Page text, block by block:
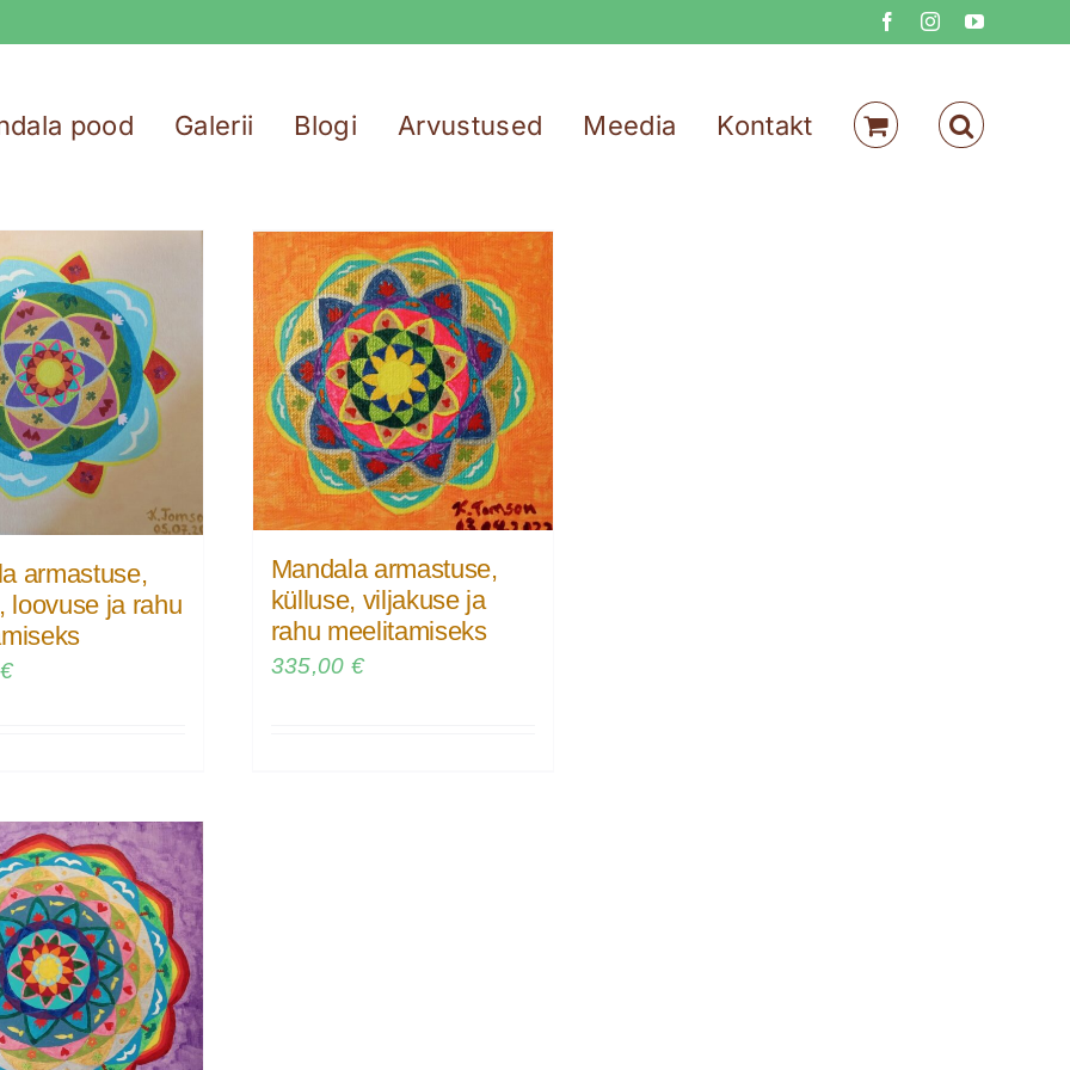
FacebookInstagramYouTube
pood Galerii Blogi Arvustused Meedia Kontakt
armastuse,
loovuse ja rahu
€
Mandala armastuse,
külluse, viljakuse ja
rahu meelitamiseks
335,00 €